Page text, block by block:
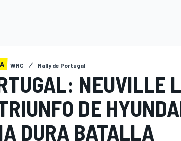
WRC Rally de Portugal
NEUVILLE
DE
DURA BATALLA